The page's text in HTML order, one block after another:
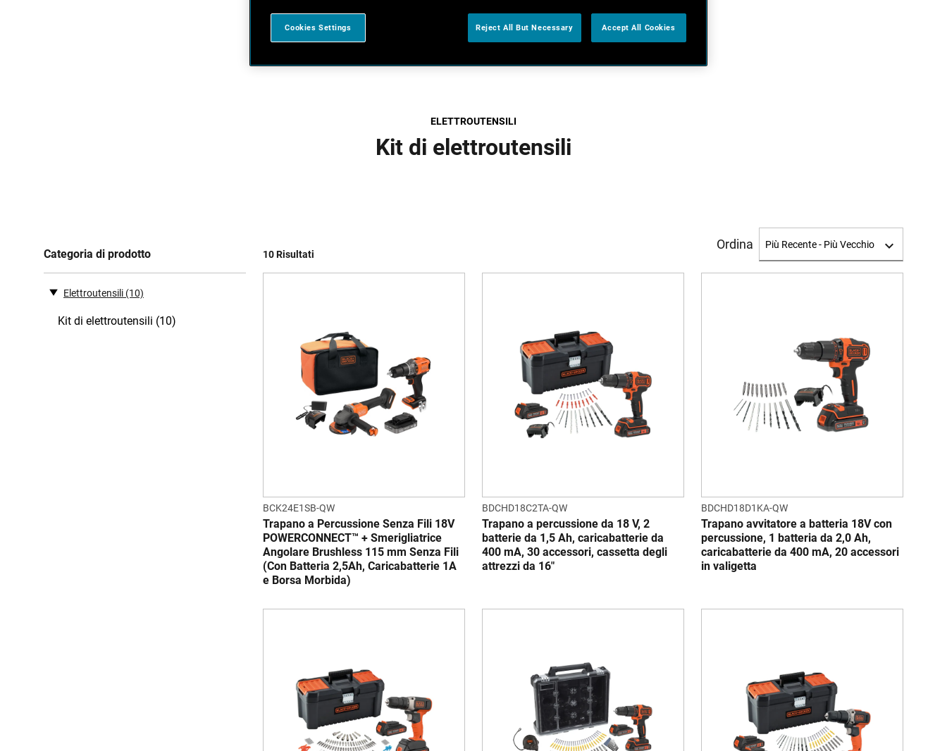
ELETTROUTENSILI
Kit di elettroutensili
Categoria di prodotto
Elettroutensili (10)
Kit di elettroutensili (10)
10 Risultati
Ordina
BCK24E1SB-QW
Trapano a Percussione Senza Fili 18V
POWERCONNECT™ + Smerigliatrice
Angolare Brushless 115 mm Senza Fili
(Con Batteria 2,5Ah, Caricabatterie 1A
e Borsa Morbida)
BDCHD18C2TA-QW
Trapano a percussione da 18 V, 2
batterie da 1,5 Ah, caricabatterie da
400 mA, 30 accessori, cassetta degli
attrezzi da 16"
BDCHD18D1KA-QW
Trapano avvitatore a batteria 18V con
percussione, 1 batteria da 2,0 Ah,
caricabatterie da 400 mA, 20 accessori
in valigetta
Cookies Settings Reject All But Necessary Accept All Cookies